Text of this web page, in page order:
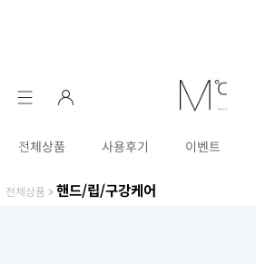
전체상품 사용후기 이벤트
전체상품 > 핸드/립/구강케어